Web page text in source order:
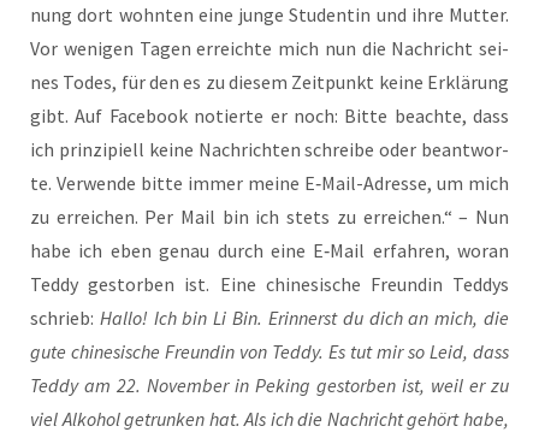
nung dort wohn­ten eine jun­ge Stu­den­tin und ihre Mut­ter.
Vor weni­gen Tagen erreich­te mich nun die Nach­richt sei­
nes Todes, für den es zu die­sem Zeit­punkt kei­ne Erklä­rung
gibt. Auf Face­book notier­te er noch: Bit­te beach­te, dass
ich prin­zi­pi­ell kei­ne Nach­rich­ten schrei­be oder beant­wor­
te. Ver­wen­de bit­te immer mei­ne E‑Mail-Adres­se, um mich
zu errei­chen. Per Mail bin ich stets zu errei­chen.“ – Nun
habe ich eben genau durch eine E‑Mail erfah­ren, wor­an
Ted­dy gestor­ben ist. Eine chi­ne­si­sche Freun­din Ted­dys
schrieb: Hal­lo! Ich bin Li Bin. Erin­nerst du dich an mich, die
gute chi­ne­si­sche Freun­din von Ted­dy. Es tut mir so Leid, dass
Ted­dy am 22. Novem­ber in Peking gestor­ben ist, weil er zu
viel Alko­hol getrun­ken hat. Als ich die Nach­richt gehört habe,